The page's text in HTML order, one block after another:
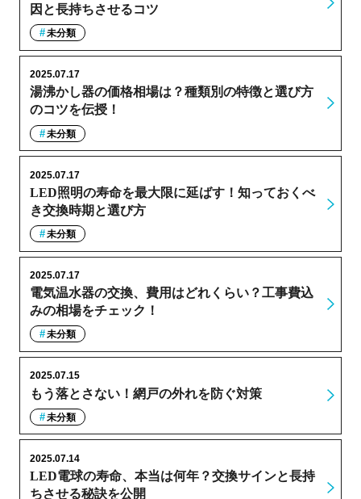
因と長持ちさせるコツ
未分類
湯沸かし器の価格相場は？種類別の特徴と選び方
のコツを伝授！
2025.07.17
未分類
LED照明の寿命を最大限に延ばす！知っておくべ
き交換時期と選び方
2025.07.17
未分類
電気温水器の交換、費用はどれくらい？工事費込
みの相場をチェック！
2025.07.17
未分類
もう落とさない！網戸の外れを防ぐ対策
2025.07.15
未分類
LED電球の寿命、本当は何年？交換サインと長持
ちさせる秘訣を公開
2025.07.14